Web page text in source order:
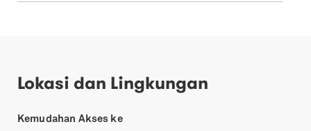
Lokasi dan Lingkungan
Kemudahan Akses ke